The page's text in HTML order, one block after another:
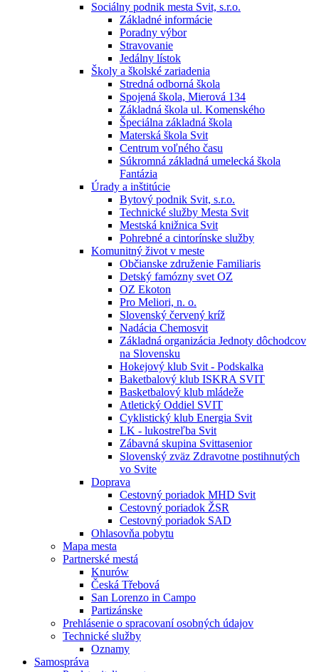
Sociálny podnik mesta Svit, s.r.o.
Základné informácie
Poradny výbor
Stravovanie
Jedálny lístok
Školy a školské zariadenia
Stredná odborná škola
Spojená škola, Mierová 134
Základná škola ul. Komenského
Špeciálna základná škola
Materská škola Svit
Centrum voľného času
Súkromná základná umelecká škola
Fantázia
Úrady a inštitúcie
Bytový podnik Svit, s.r.o.
Technické služby Mesta Svit
Mestská knižnica Svit
Pohrebné a cintorínske služby
Komunitný život v meste
Občianske združenie Familiaris
Detský famózny svet OZ
OZ Ekoton
Pro Meliori, n. o.
Slovenský červený kríž
Nadácia Chemosvit
Základná organizácia Jednoty dôchodcov
na Slovensku
Hokejový klub Svit - Podskalka
Baketbalový klub ISKRA SVIT
Basketbalový klub mládeže
Atletický Oddiel SVIT
Cyklistický klub Energia Svit
LK - lukostreľba Svit
Zábavná skupina Svittasenior
Slovenský zväz Zdravotne postihnutých
vo Svite
Doprava
Cestovný poriadok MHD Svit
Cestovný poriadok ŽSR
Cestovný poriadok SAD
Ohlasovňa pobytu
Mapa mesta
Partnerské mestá
Knurów
Česká Třebová
San Lorenzo in Campo
Partizánske
Prehlásenie o spracovaní osobných údajov
Technické služby
Oznamy
Samospráva